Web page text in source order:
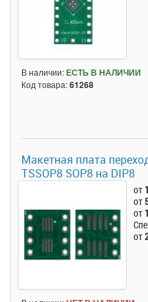
В наличии:ЕСТЬ В НАЛИЧИИ
Код товара:61268
Макетная плата
TSSOP8 SOP8 на DIP8
от 1
от
от
от